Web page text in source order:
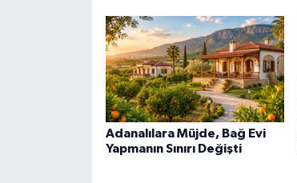
Adanalılara Müjde, Bağ Evi
Yapmanın Sınırı Değişti